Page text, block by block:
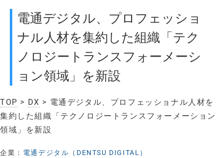
電通デジタル、プロフェッショ
ナル人材を集約した組織「テク
ノロジートランスフォーメーシ
ョン領域」を新設
TOP > DX > 電通デジタル、プロフェッショナル人材を
集約した組織「テクノロジートランスフォーメーション
領域」を新設
企業： 電通デジタル（DENTSU DIGITAL）